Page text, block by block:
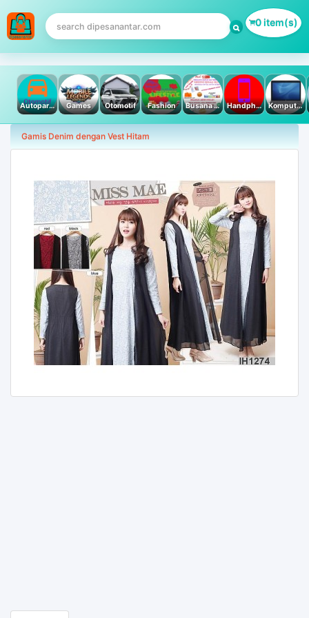
0 item(s)
Autoparts Games Otomotif Fashion Busana Muslim Handphone & Tablet Komputer PC & Laptop
Gamis Denim dengan Vest Hitam